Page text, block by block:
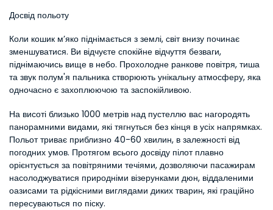
Досвід польоту
Коли кошик м’яко піднімається з землі, світ внизу починає
зменшуватися. Ви відчуєте спокійне відчуття безваги,
піднімаючись вище в небо. Прохолодне ранкове повітря, тиша
та звук полум'я пальника створюють унікальну атмосферу, яка
одночасно є захоплюючою та заспокійливою.
На висоті близько 1000 метрів над пустеллю вас нагородять
панорамними видами, які тягнуться без кінця в усіх напрямках.
Польот триває приблизно 40-60 хвилин, в залежності від
погодних умов. Протягом всього досвіду пілот плавно
орієнтується за повітряними течіями, дозволяючи пасажирам
насолоджуватися природніми візерунками дюн, віддаленими
оазисами та рідкісними виглядами диких тварин, які граційно
пересуваються по піску.